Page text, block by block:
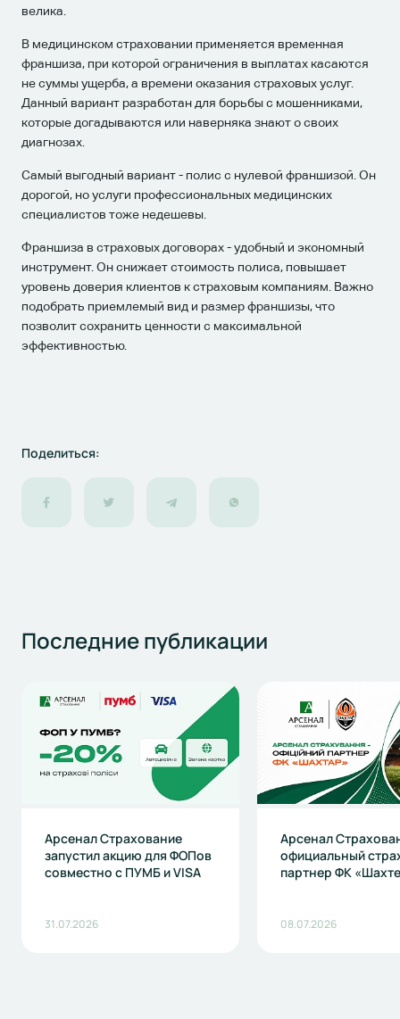
велика.
В медицинском страховании применяется временная
франшиза, при которой ограничения в выплатах касаются
не суммы ущерба, а времени оказания страховых услуг.
Данный вариант разработан для борьбы с мошенниками,
которые догадываются или наверняка знают о своих
диагнозах.
Самый выгодный вариант - полис с нулевой франшизой. Он
дорогой, но услуги профессиональных медицинских
специалистов тоже недешевы.
Франшиза в страховых договорах - удобный и экономный
инструмент. Он снижает стоимость полиса, повышает
уровень доверия клиентов к страховым компаниям. Важно
подобрать приемлемый вид и размер франшизы, что
позволит сохранить ценности с максимальной
эффективностью.
Поделиться:
Последниепубликации
Арсенал Страхование
запустил акцию для ФОПов
совместно с ПУМБ и VISA
31.07.2026
Арсенал
официальный
партнер ФК
08.07.2026